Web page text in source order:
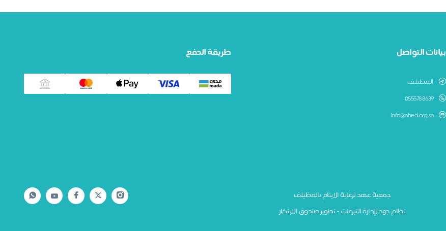
بيانات التواصل
المظيلف
0555788639
info@ahed.org.sa
طريقة الدفع
جمعية عهد لرعاية الايتام بالمظيلف
نظام جود لإدارة التبرعات - تطوير صندوق الابتكار